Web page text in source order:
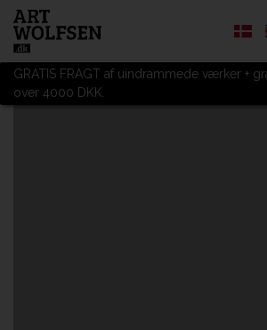
GRATIS FRAGT af uindrammede værker +
over 4000 DKK.